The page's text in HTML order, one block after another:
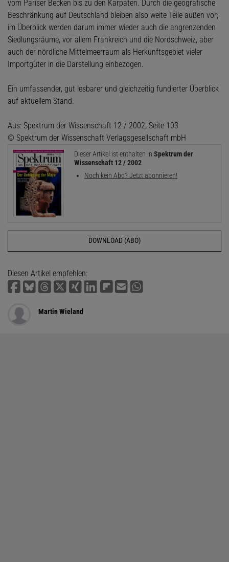
vom Pariser Becken bis zu den Karpaten. Durch die geografische
Beschränkung auf Deutschland bleiben also weite Teile außen vor;
im Überblick werden darum immer wieder auch die angrenzenden
Siedlungsräume, vor allem Frankreich und die Nordschweiz, aber
auch der nördliche Mittelmeerraum als Herkunftsgebiet vieler
Importgüter in die Darstellung einbezogen.
Ein umfassender, gut lesbarer und gleichzeitig fundierter Überblick
auf aktuellem Stand.
Aus: Spektrum der Wissenschaft 12 / 2002, Seite 103
© Spektrum der Wissenschaft Verlagsgesellschaft mbH
Dieser Artikel ist enthalten in Spektrum der
Wissenschaft 12 / 2002
Noch kein Abo? Jetzt abonnieren!
DOWNLOAD (ABO)
Diesen Artikel empfehlen:
Martin Wieland